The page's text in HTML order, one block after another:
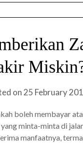
on25 February
boleh membayar
minta-minta di
manfaatnya,